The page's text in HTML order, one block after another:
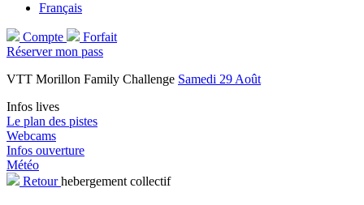
Français
Compte
Forfait
Réserver mon pass
VTT Morillon Family Challenge Samedi 29 Août
Infos lives
Le plan des pistes
Webcams
Infos ouverture
Météo
Retourhebergement collectif